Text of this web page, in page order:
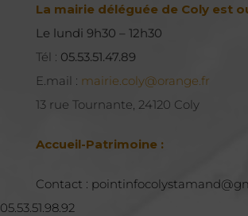
La mairie déléguée de Coly est
Le lundi 9h30 – 12h30
Tél : 05.53.51.47.89
E.mail : mairie.coly@orange.fr
13 rue Tournante, 24120 Coly
Accueil-Patrimoine :
Contact :
05.53.51.98.92